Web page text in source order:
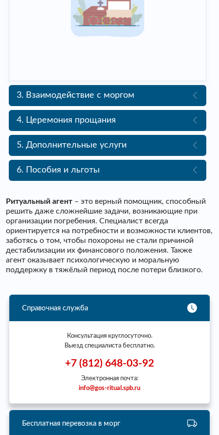
3. Взаимодействие с моргом
4. Церемония прощания
5. Дополнительные услуги
6. Пособия и льготы
Ритуальный агент – это верный помощник, способный
решить даже сложнейшие задачи, возникающие при
организации погребения. Специалист всегда
ориентируется на потребности и возможности клиентов,
заботясь о том, чтобы похороны не стали причиной
дестабилизации их финансового положения. Также
агент оказывает психологическую и моральную
поддержку в тяжёлый период после потери близкого.
Справочная служба
Консультация круглосуточно.
Выезд специалиста бесплатно.
+7 (812) 648-03-92
Электронная почта:
info@gos-ritual.spb.ru
Бесплатная перевозка в морг